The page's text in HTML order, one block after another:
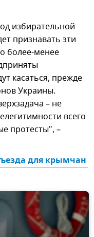
избирательной
признавать эти
более-менее
касаться, прежде
Украины.
– не
всего
протесты", –
для крымчан